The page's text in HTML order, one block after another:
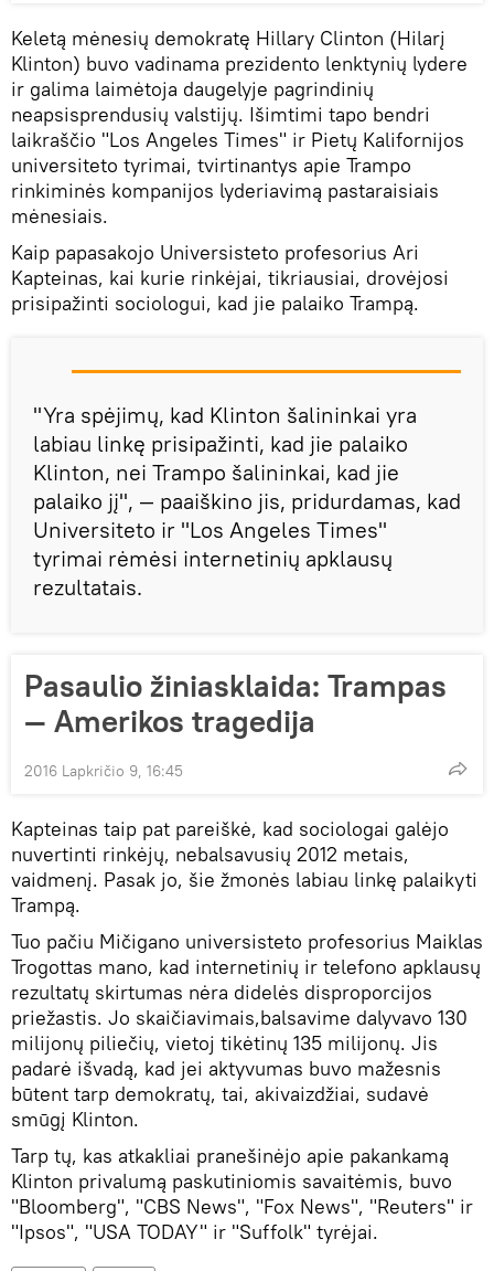
Keletą mėnesių demokratę Hillary Clinton (Hilarį
Klinton) buvo vadinama prezidento lenktynių lydere
ir galima laimėtoja daugelyje pagrindinių
neapsisprendusių valstijų. Išimtimi tapo bendri
laikraščio "Los Angeles Times" ir Pietų Kalifornijos
universiteto tyrimai, tvirtinantys apie Trampo
rinkiminės kompanijos lyderiavimą pastaraisiais
mėnesiais.
Kaip papasakojo Universisteto profesorius Ari
Kapteinas, kai kurie rinkėjai, tikriausiai, drovėjosi
prisipažinti sociologui, kad jie palaiko Trampą.
"Yra spėjimų, kad Klinton šalininkai yra
labiau linkę prisipažinti, kad jie palaiko
Klinton, nei Trampo šalininkai, kad jie
palaiko jį", — paaiškino jis, pridurdamas, kad
Universiteto ir "Los Angeles Times"
tyrimai rėmėsi internetinių apklausų
rezultatais.
Pasaulio žiniasklaida: Trampas
— Amerikos tragedija
2016 Lapkričio 9, 16:45
Kapteinas taip pat pareiškė, kad sociologai galėjo
nuvertinti rinkėjų, nebalsavusių 2012 metais,
vaidmenį. Pasak jo, šie žmonės labiau linkę palaikyti
Trampą.
Tuo pačiu Mičigano universisteto profesorius Maiklas
Trogottas mano, kad internetinių ir telefono apklausų
rezultatų skirtumas nėra didelės disproporcijos
priežastis. Jo skaičiavimais,balsavime dalyvavo 130
milijonų piliečių, vietoj tikėtinų 135 milijonų. Jis
padarė išvadą, kad jei aktyvumas buvo mažesnis
būtent tarp demokratų, tai, akivaizdžiai, sudavė
smūgį Klinton.
Tarp tų, kas atkakliai pranešinėjo apie pakankamą
Klinton privalumą paskutiniomis savaitėmis, buvo
"Bloomberg", "CBS News", "Fox News", "Reuters" ir
"Ipsos", "USA TODAY" ir "Suffolk" tyrėjai.